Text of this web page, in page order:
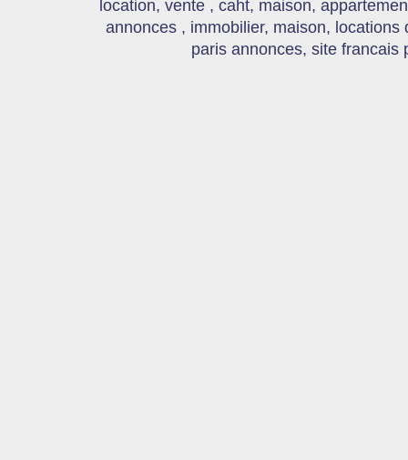
location, vente , caht, maison,
annonces , immobilier, maison,
paris annonces, site francais